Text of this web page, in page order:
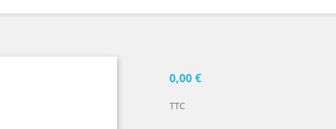
0,00 €
TTC